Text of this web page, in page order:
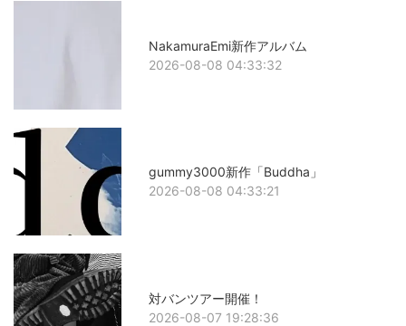
NakamuraEmi新作アルバム
2026-08-08 04:33:32
gummy3000新作「Buddha」
2026-08-08 04:33:21
対バンツアー開催！
2026-08-07 19:28:36